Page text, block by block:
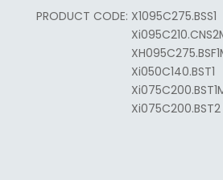
X1095C275.BSS1
Xi050C140.BST1
Xi075C200.BST2